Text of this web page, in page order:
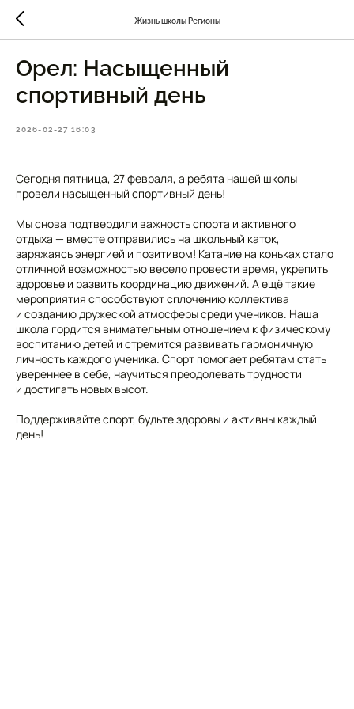
Жизнь школы Регионы
Орел: Насыщенный
спортивный день
2026-02-27 16:03
Сегодня пятница, 27 февраля, а ребята нашей школы
провели насыщенный спортивный день!
Мы снова подтвердили важность спорта и активного
отдыха — вместе отправились на школьный каток,
заряжаясь энергией и позитивом! Катание на коньках стало
отличной возможностью весело провести время, укрепить
здоровье и развить координацию движений. А ещё такие
мероприятия способствуют сплочению коллектива
и созданию дружеской атмосферы среди учеников. Наша
школа гордится внимательным отношением к физическому
воспитанию детей и стремится развивать гармоничную
личность каждого ученика. Спорт помогает ребятам стать
увереннее в себе, научиться преодолевать трудности
и достигать новых высот.
Поддерживайте спорт, будьте здоровы и активны каждый
день!